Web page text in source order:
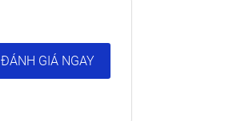
ĐÁNH GIÁ NGAY